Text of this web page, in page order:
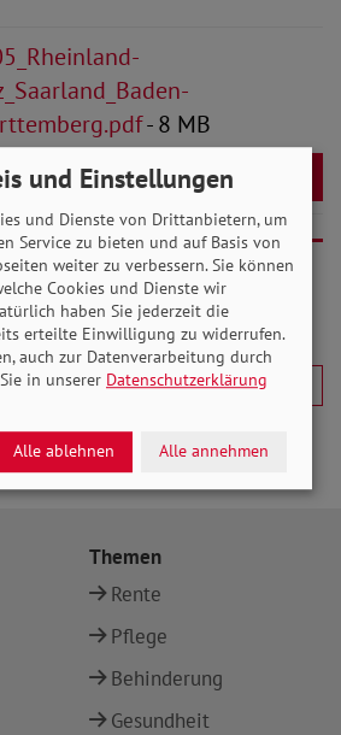
- 8 MB
Download
Themen
Rente
Pflege
Behinderung
Gesundheit
und Einstellungen
und Dienste von Drittanbietern, um
Service zu bieten und auf Basis von
weiter zu verbessern. Sie können
Cookies und Dienste wir
haben Sie jederzeit die
erteilte Einwilligung zu widerrufen.
auch zur Datenverarbeitung durch
in unserer Datenschutzerklärung
Alle ablehnen Alle annehmen